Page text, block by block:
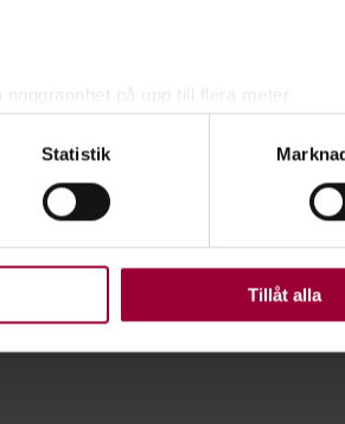
dina preferenser i
detaljsektionen . Du
på vår webbplats. Vissa
Statistik
Tillåt alla